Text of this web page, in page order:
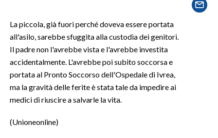
SARDEGNA TURISMO
SARDI NEL MONDO
NOTIZIE
EVENTI
La piccola, già fuori perché doveva essere portata
all'asilo, sarebbe sfuggita alla custodia dei genitori.
Il padre non l'avrebbe vista e l'avrebbe investita
accidentalmente. L'avrebbe poi subito soccorsa e
portata al Pronto Soccorso dell'Ospedale di Ivrea,
ma la gravità delle ferite è stata tale da impedire ai
medici di riuscire a salvarle la vita.
(Unioneonline)